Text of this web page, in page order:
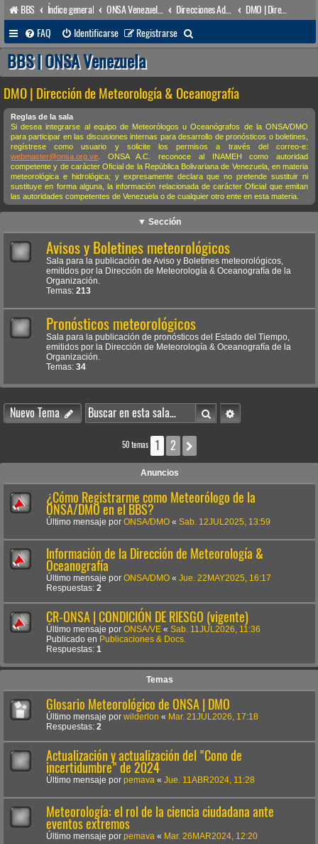
BBS Índice general Direcciones Administrativas
DMO | Dirección de Meteorología & Oceanografía
FAQ
Identificarse Registrarse
u
c
a
r
BBS | ONSA Venezuela
DMO | Dirección de Meteorología & Oceanografía
Reglas de la sala
Si desea integrarse al equipo de Meteorólogos u Oceanógrafos de la ONSA/DMO
para participar en las discusiones internas para desarrollo de pronósticos o boletines,
regístrese como usuario y solicite los permisos a través del correo-e:
webmaster@onsa.org.ve . ONSA A.C. reconoce al INAMEH como autoridad
competente y de carácter Oficial de la República Bolivariana de Venezuela, en materia
meteorológica e hidrológica; y expresamente declara que no pretende sustituir ni
sustituye en forma alguna, la información relacionada de carácter Oficial que emitan
las autoridades competentes de Venezuela o de cualquier otro ente en esta materia.
▼ Sección
Avisos y Boletines meteorológicos
Sala para la publicación de Aviso y Boletines meteorológicos,
emitidos por la Dirección de Meteorología & Oceanografía de la
Organización.
Temas: 213
Pronósticos meteorológicos
Sala para la publicación de pronósticos del Estado del Tiempo,
emitidos por la Dirección de Meteorología & Oceanografía de la
Organización.
Temas: 34
Nuevo Tema BuscarBúsqueda avanzada
50 temas 1 2
Anuncios
¿Cómo Registrarme como Meteorólogo de la
ONSA/DMO en el BBS?
Último mensaje por ONSA/DMO « Sab. 12JUL2025, 13:59
Información de la Dirección de Meteorología &
Oceanografía
Último mensaje por ONSA/DMO « Jue. 22MAY2025, 16:17
Respuestas: 2
CR-ONSA | CONDICIÓN DE RIESGO (vigente)
Último mensaje por ONSA/VE « Sab. 11JUL2026, 11:36
Publicado en Publicaciones & Docs.
Respuestas: 1
Temas
Glosario Meteorológico de ONSA | DMO
Último mensaje por wilderlon « Mar. 21JUL2026, 17:18
Respuestas: 2
Actualización y actualización del "Cono de
incertidumbre" de 2024
Último mensaje por pemava « Jue. 11ABR2024, 11:28
Meteorología: el rol de la ciencia ciudadana ante
eventos extremos
Último mensaje por pemava « Mar. 26MAR2024, 12:20